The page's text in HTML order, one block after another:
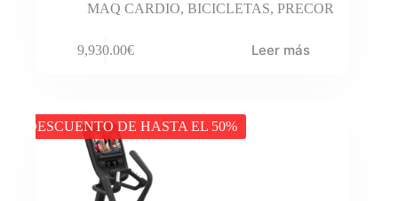
MAQ CARDIO,BICICLETAS,PRECOR
9,930.00€ Leer más
DESCUENTO DE HASTA EL 50%